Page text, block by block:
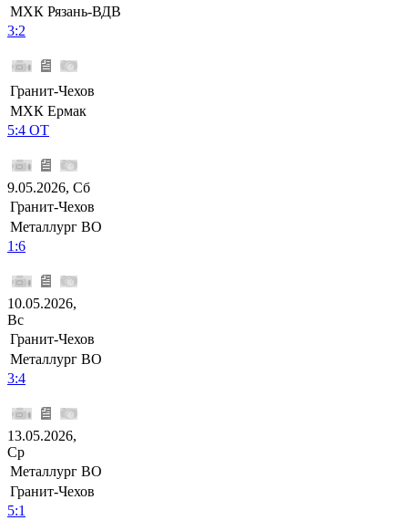
МХК Рязань-ВДВ
3:2
Гранит-Чехов
МХК Ермак
5:4 ОТ
9.05.2026, Сб
Гранит-Чехов
Металлург ВО
1:6
10.05.2026,
Вс
Гранит-Чехов
Металлург ВО
3:4
13.05.2026,
Ср
Металлург ВО
Гранит-Чехов
5:1